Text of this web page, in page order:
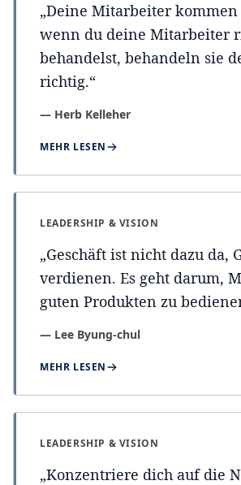
„Deine Mitarbeiter kommen
wenn du deine Mitarbeiter
behandelst, behandeln sie
richtig.“
— Herb Kelleher
MEHR LESEN
LEADERSHIP & VISION
„Geschäft ist nicht dazu da,
verdienen. Es geht darum,
guten Produkten zu
— Lee Byung-chul
MEHR LESEN
LEADERSHIP & VISION
„Konzentriere dich auf die